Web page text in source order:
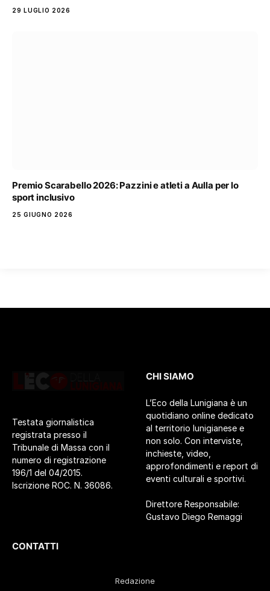
29 LUGLIO 2026
Premio Scarabello 2026: Pazzini e atleti a Aulla per lo
sport inclusivo
25 GIUGNO 2026
Testata giornalistica
registrata presso il
Tribunale di Massa con il
numero di registrazione
196/1 del 04/2015.
Iscrizione ROC. N. 36086.
CHI SIAMO
L’Eco della Lunigiana è un
quotidiano online dedicato
al territorio lunigianese e
non solo. Con interviste,
inchieste, video,
approfondimenti e report di
eventi culturali e sportivi.
Direttore Responsabile:
Gustavo Diego Remaggi
CONTATTI
Redazione